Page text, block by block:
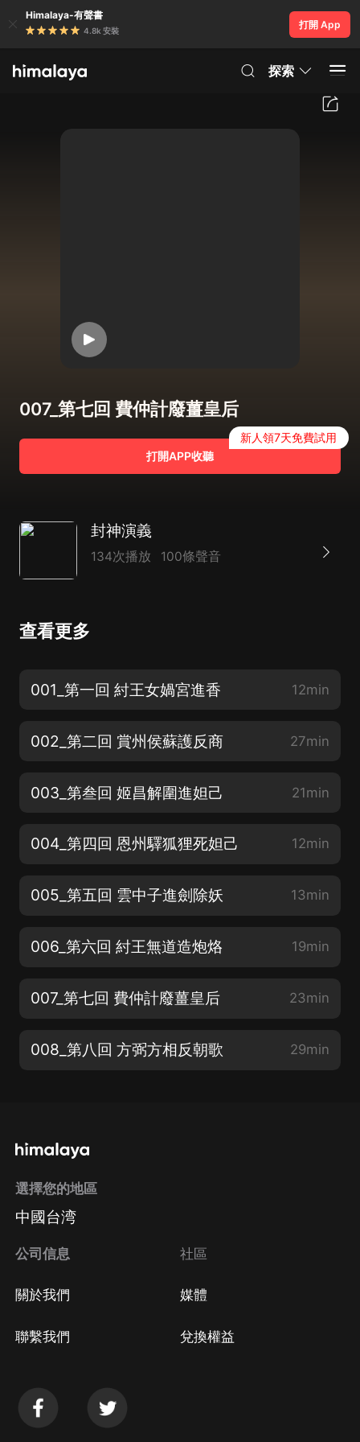
Himalaya-有聲書
4.8k 安裝
打開 App
探索
007_第七回 費仲計廢薑皇后
打開APP收聽
新人領7天免費試用
封神演義
134次播放 100條聲音
查看更多
001_第一回 紂王女媧宮進香 12min
002_第二回 賞州侯蘇護反商 27min
003_第叁回 姬昌解圍進妲己 21min
004_第四回 恩州驛狐狸死妲己 12min
005_第五回 雲中子進劍除妖 13min
006_第六回 紂王無道造炮烙 19min
007_第七回 費仲計廢薑皇后 23min
008_第八回 方弼方相反朝歌 29min
選擇您的地區
中國台湾
公司信息
關於我們
聯繫我們
社區
媒體
兌換權益